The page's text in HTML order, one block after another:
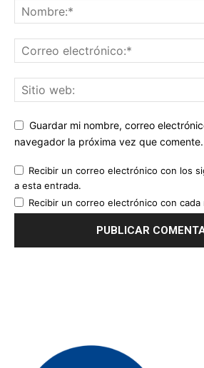
Guardar mi nombre, correo
navegador la próxima vez que comente.
Recibir un correo electrónico con los
a esta entrada.
Recibir un correo electrónico con cada